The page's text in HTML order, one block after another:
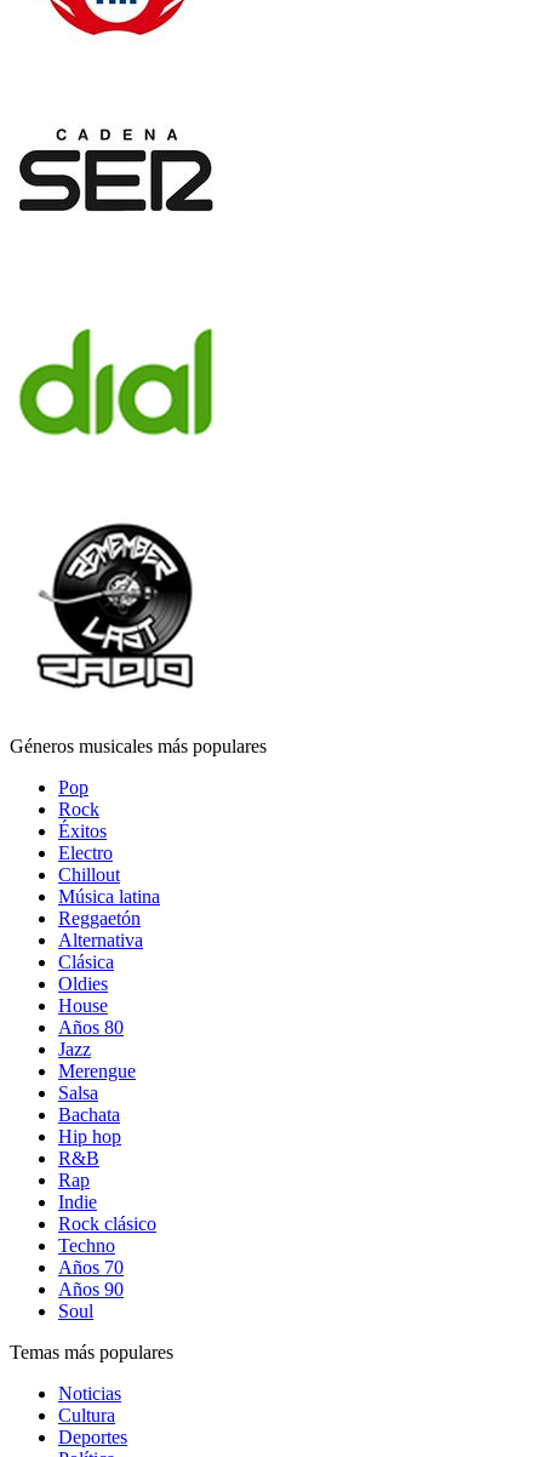
Géneros musicales más populares
Pop
Rock
Éxitos
Electro
Chillout
Música latina
Reggaetón
Alternativa
Clásica
Oldies
House
Años 80
Jazz
Merengue
Salsa
Bachata
Hip hop
R&B
Rap
Indie
Rock clásico
Techno
Años 70
Años 90
Soul
Temas más populares
Noticias
Cultura
Deportes